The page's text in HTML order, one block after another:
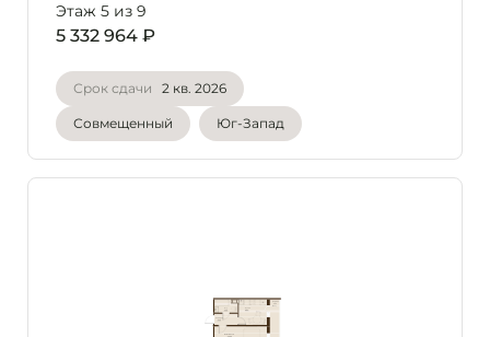
Этаж 5из 9
5 332 964 ₽
Срок сдачи 2 кв. 2026
Совмещенный Юг-Запад